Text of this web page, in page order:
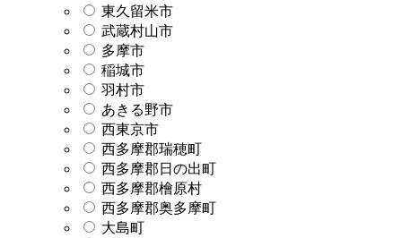
東久留米市
武蔵村山市
多摩市
稲城市
羽村市
あきる野市
西東京市
西多摩郡瑞穂町
西多摩郡日の出町
西多摩郡檜原村
西多摩郡奥多摩町
大島町